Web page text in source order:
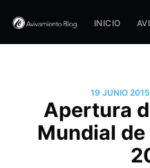
INICIO
19 JUNIO 2015
Apertura
Mundial